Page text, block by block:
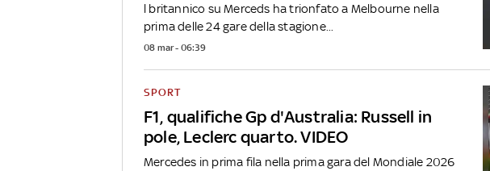
l britannico su Merceds ha trionfato a Melbourne nella
prima delle 24 gare della stagione...
08 mar - 06:39
F1, qualifiche Gp d'Australia: Russell in
pole, Leclerc quarto. VIDEO
SPORT
Mercedes in prima fila nella prima gara del Mondiale 2026